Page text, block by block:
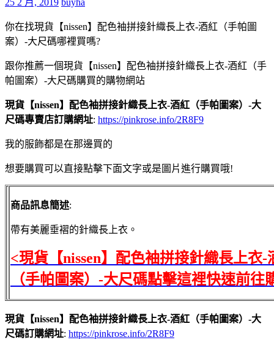
25 2 月, 2019 buyha
你在找現貨【nissen】配色袖拼接針織長上衣-酒紅（手帕圖
案）-大尺碼哪裡買嗎?
跟你推薦一個現貨【nissen】配色袖拼接針織長上衣-酒紅（手
帕圖案）-大尺碼購買的購物網站
現貨【nissen】配色袖拼接針織長上衣-酒紅（手帕圖案）-大
尺碼專賣店訂購網址: https://pinkrose.info/2R8F9
我的服飾都是在那邊買的
想要購買可以直接點擊下面文字或是圖片進行購買哦!
商品訊息簡述:
帶有美麗垂褶的針織長上衣。
<現貨【nissen】配色袖拼接針織長上衣-
（手帕圖案）-大尺碼點擊這裡快速前往
現貨【nissen】配色袖拼接針織長上衣-酒紅（手帕圖案）-大
尺碼訂購網址: https://pinkrose.info/2R8F9